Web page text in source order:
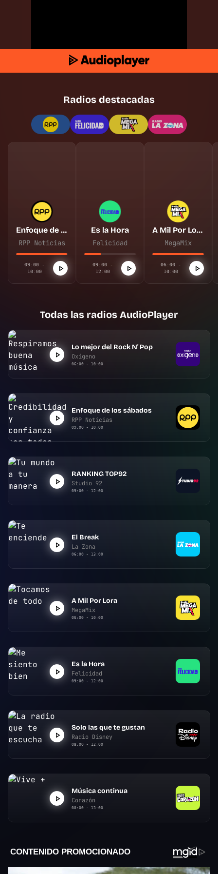
Radios destacadas
Enfoque de los sábados
RPP Noticias
09:00 -
10:00
Es la Hora
Felicidad
09:00 -
12:00
A Mil Por Lora
MegaMix
06:00 -
10:00
Todas las radios AudioPlayer
Lo mejor del Rock N' Pop
Oxígeno
06:00 - 10:00
Enfoque de los sábados
RPP Noticias
09:00 - 10:00
RANKING TOP92
Studio 92
09:00 - 12:00
El Break
La Zona
06:00 - 13:00
A Mil Por Lora
MegaMix
06:00 - 10:00
Es la Hora
Felicidad
09:00 - 12:00
Solo las que te gustan
Radio Disney
08:00 - 12:00
Música continua
Corazón
00:00 - 13:00